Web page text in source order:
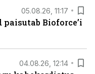
05.08.26, 11:17
Bioforce’i
04.08.26, 12:14